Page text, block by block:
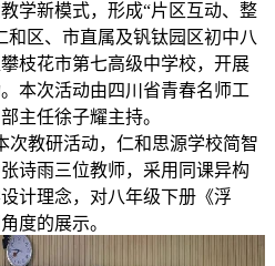
学新模式，形成“片区互动、整
和区、市直属及钒钛园区初中八
枝花市第七高级中学校，开展
本次活动由四川省青春名师工
主任徐子耀主持。
教研活动，仁和思源学校简智
诗雨三位教师，采用同课异构
计理念，对八年级下册《浮
度的展示。